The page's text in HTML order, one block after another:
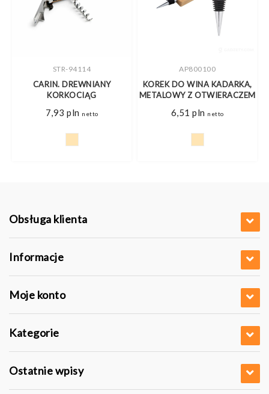
STR-94114
CARIN. DREWNIANY
KORKOCIĄG
7,93 pln netto
AP800100
KOREK DO WINA KADARKA,
METALOWY Z OTWIERACZEM
6,51 pln netto
Obsługa klienta
Informacje
Moje konto
Kategorie
Ostatnie wpisy